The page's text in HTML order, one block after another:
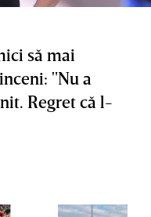
să mai
"Nu a
Regret că l-